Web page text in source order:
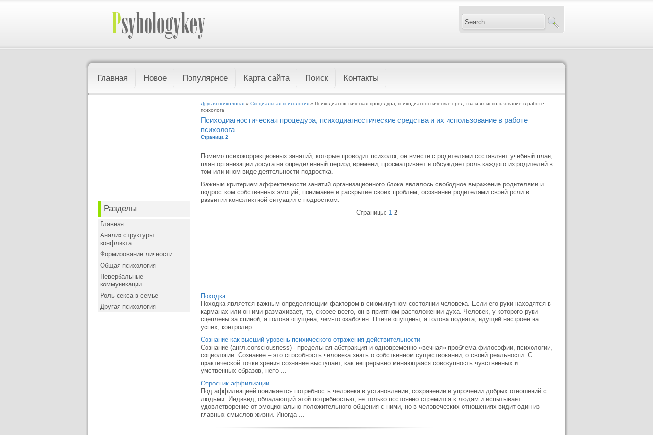
Главная Новое Популярное Карта сайта Поиск Контакты
Разделы
Главная
Анализ структуры
конфликта
Формирование личности
Общая психология
Невербальные
коммуникации
Роль секса в семье
Другая психология
Другая психология » Специальная психология » Психодиагностическая процедура, психодиагностические средства и их использование в работе
психолога
Психодиагностическая процедура, психодиагностические средства и их использование в работе
психолога
Страница 2
Помимо психокоррекционных занятий, которые проводит психолог, он вместе с родителями составляет учебный план,
план организации досуга на определенный период времени, просматривает и обсуждает роль каждого из родителей в
том или ином виде деятельности подростка.
Важным критерием эффективности занятий организационного блока являлось свободное выражение родителями и
подростком собственных эмоций, понимание и раскрытие своих проблем, осознание родителями своей роли в
развитии конфликтной ситуации с подростком.
Страницы: 1 2
Походка
Походка является важным определяющим фактором в сиюминутном состоянии человека. Если его руки находятся в
карманах или он ими размахивает, то, скорее всего, он в приятном расположении духа. Человек, у которого руки
сцеплены за спиной, а голова опущена, чем-то озабочен. Плечи опущены, а голова поднята, идущий настроен на
успех, контролир ...
Сознание как высший уровень психического отражения действительности
Сознание (англ.consciousness) - предельная абстракция и одновременно «вечная» проблема философии, психологии,
социологии. Сознание – это способность человека знать о собственном существовании, о своей реальности. С
практической точки зрения сознание выступает, как непрерывно меняющаяся совокупность чувственных и
умственных образов, непо ...
Опросник аффилиации
Под аффилиацией понимается потребность человека в установлении, сохранении и упрочении добрых отношений с
людьми. Индивид, обладающий этой потребностью, не только постоянно стремится к людям и испытывает
удовлетворение от эмоционально положительного общения с ними, но в человеческих отношениях видит один из
главных смыслов жизни. Иногда ...